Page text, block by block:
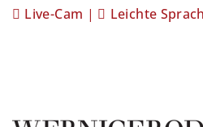
Live-Cam | Leichte